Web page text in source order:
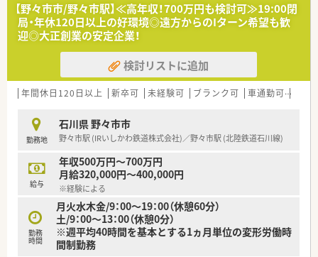
【野々市市/野々市駅】≪高年収！700万円も検討可≫19:00閉
局・年休120日以上の好環境◎遠方からのIターン希望も歓
迎◎大正創業の安定企業！
検討リストに追加
年間休日120日以上 新卒可 未経験可 ブランク可 車通勤可
勤務地
石川県 野々市市
野々市駅 (IRいしかわ鉄道株式会社)／野々市駅 (北陸鉄道石川線)
給与
年収500万円～700万円
月給320,000円～400,000円
※経験による
勤務
時間
月火水木金/9：00～19：00（休憩60分）
土/9：00～13：00（休憩0分）
※週平均40時間を基本とする1ヵ月単位の変形労働時
間制勤務